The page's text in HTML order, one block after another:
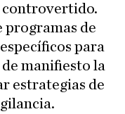
controvertido.
programas de
para
manifiesto la
estrategias de